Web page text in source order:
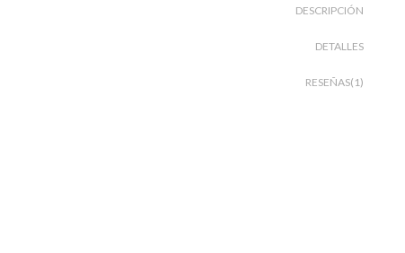
DESCRIPCIÓN
DETALLES
RESEÑAS(1)